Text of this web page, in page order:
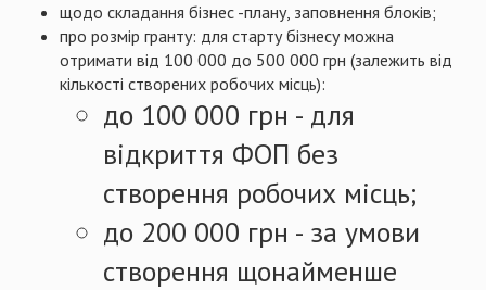
щодо складання бізнес -плану, заповнення блоків;
про розмір гранту: для старту бізнесу можна
отримати від 100 000 до 500 000 грн (залежить від
кількості створених робочих місць):
до 100 000 грн - для
відкриття ФОП без
створення робочих місць;
до 200 000 грн - за умови
створення щонайменше